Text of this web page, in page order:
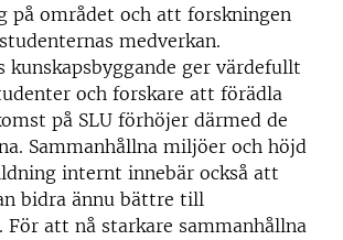
på området och att forskningen
medverkan.
kunskapsbyggande ger värdefullt
och forskare att förädla
på SLU förhöjer därmed de
Sammanhållna miljöer och höjd
internt innebär också att
bidra ännu bättre till
För att nå starkare sammanhållna